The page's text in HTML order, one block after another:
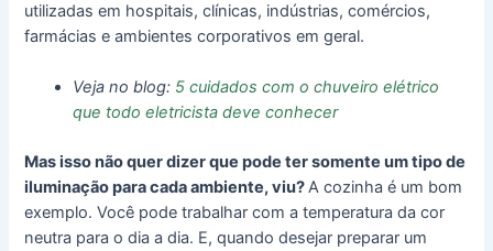
utilizadas em hospitais, clínicas, indústrias, comércios,
farmácias e ambientes corporativos em geral.
Veja no blog: 5 cuidados com o chuveiro elétrico
que todo eletricista deve conhecer
Mas isso não quer dizer que pode ter somente um tipo de
iluminação para cada ambiente, viu?A cozinha é um bom
exemplo. Você pode trabalhar com a temperatura da cor
neutra para o dia a dia. E, quando desejar preparar um